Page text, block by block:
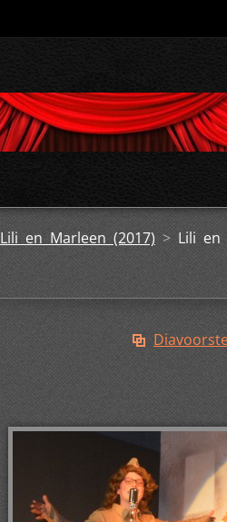
Lili en Marleen (2017) >Lili en